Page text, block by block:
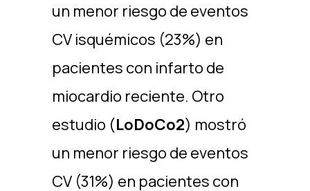
un menor riesgo de eventos
CV isquémicos (23%) en
pacientes con infarto de
miocardio reciente. Otro
estudio (LoDoCo2) mostró
un menor riesgo de eventos
CV (31%) en pacientes con